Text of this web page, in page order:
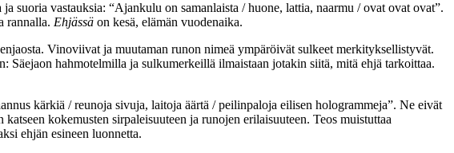
suoria vastauksia: “Ajankulu on samanlaista / huone, lattia, naarmu / ovat ovat ovat”.
rannalla. Ehjässä on kesä, elämän vuodenaika.
Vinoviivat ja muutaman runon nimeä ympäröivät sulkeet merkityksellistyvät.
hahmotelmilla ja sulkumerkeillä ilmaistaan jotakin siitä, mitä ehjä tarkoittaa.
kärkiä / reunoja sivuja, laitoja äärtä / peilinpaloja eilisen hologrammeja”. Ne eivät
kokemusten sirpaleisuuteen ja runojen erilaisuuteen. Teos muistuttaa
ehjän esineen luonnetta.